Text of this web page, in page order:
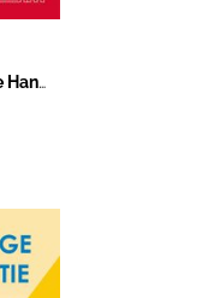
Minecraft Redstone Handboek